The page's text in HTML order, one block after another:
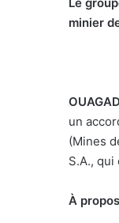
minier
un
(Mines
S.A.,
À